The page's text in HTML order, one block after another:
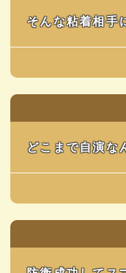
そんな粘着相手
どこまで自演な